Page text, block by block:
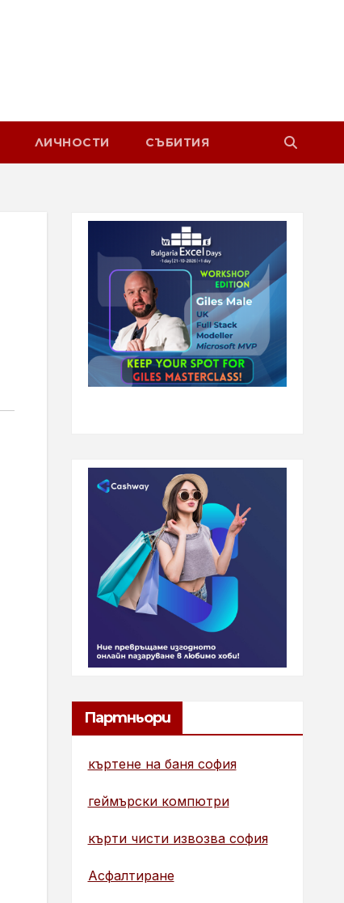
ЛИЧНОСТИ СЪБИТИЯ
Партньори
къртене на баня софия
геймърски компютри
кърти чисти извозва софия
Асфалтиране